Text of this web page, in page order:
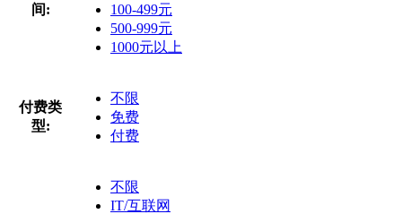
间:
100-499元
500-999元
1000元以上
付费类
型:
不限
免费
付费
不限
IT/互联网